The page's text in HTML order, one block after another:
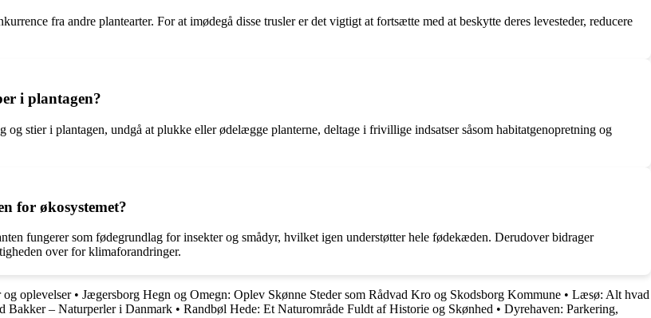
fra andre plantearter. For at imødegå disse trusler er det vigtigt at fortsætte med at beskytte deres levesteder, reducere
i plantagen?
stier i plantagen, undgå at plukke eller ødelægge planterne, deltage i frivillige indsatser såsom habitatgenopretning og
for økosystemet?
fungerer som fødegrundlag for insekter og smådyr, hvilket igen understøtter hele fødekæden. Derudover bidrager
over for klimaforandringer.
oplevelser• Jægersborg Hegn og Omegn: Oplev Skønne Steder som Rådvad Kro og Skodsborg Kommune • Læsø: Alt hvad
Bakker – Naturperler i Danmark • Randbøl Hede: Et Naturområde Fuldt af Historie og Skønhed • Dyrehaven: Parkering,